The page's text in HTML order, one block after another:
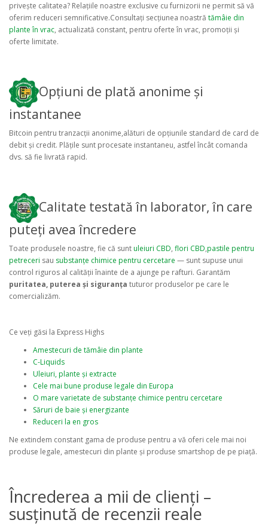
privește calitatea? Relațiile noastre exclusive cu furnizorii ne permit să vă
oferim reduceri semnificative.Consultați secțiunea noastră tămâie din
plante în vrac, actualizată constant, pentru oferte în vrac, promoții și
oferte limitate.
Opțiuni de plată anonime și
instantanee
Bitcoin pentru tranzacții anonime,alături de opțiunile standard de card de
debit și credit. Plățile sunt procesate instantaneu, astfel încât comanda
dvs. să fie livrată rapid.
Calitate testată în laborator, în care
puteți avea încredere
Toate produsele noastre, fie că suntuleiuri CBD, flori CBD,pastile pentru
petreceri sau substanțe chimice pentru cercetare — sunt supuse unui
control riguros al calității înainte de a ajunge pe rafturi. Garantăm
puritatea, puterea și siguranța tuturor produselor pe care le
comercializăm.
Ce veți găsi la Express Highs
Amestecuri de tămâie din plante
C-Liquids
Uleiuri, plante și extracte
Cele mai bune produse legale din Europa
O mare varietate de substanțe chimice pentru cercetare
Săruri de baie și energizante
Reduceri la en gros
Ne extindem constant gama de produse pentru a vă oferi cele mai noi
produse legale, amestecuri din plante și produse smartshop de pe piață.
Încrederea a mii de clienți –
susținută de recenzii reale